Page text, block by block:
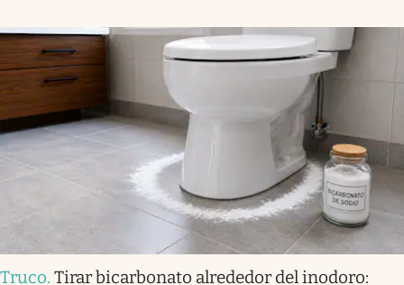
Truco. Tirar bicarbonato alrededor del inodoro: